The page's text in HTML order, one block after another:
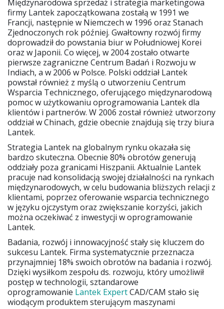
Międzynarodowa sprzedaż i strategia marketingowa
firmy Lantek zapoczątkowana zostałą w 1991 we
Francji, następnie w Niemczech w 1996 oraz Stanach
Zjednoczonych rok później. Gwałtowny rozwój firmy
doprowadził do powstania biur w Południowej Korei
oraz w Japonii. Co więcej, w 2004 zostało otwarte
pierwsze zagraniczne Centrum Badań i Rozwoju w
Indiach, a w 2006 w Polsce. Polski oddział Lantek
powstał również z myślą o utworzeniu Centrum
Wsparcia Technicznego, oferującego międzynarodową
pomoc w użytkowaniu oprogramowania Lantek dla
klientów i partnerów. W 2006 został również utworzony
oddział w Chinach, gdzie obecnie znajdują się trzy biura
Lantek.
Strategia Lantek na globalnym rynku okazała się
bardzo skuteczna. Obecnie 80% obrotów generują
oddziały poza granicami Hiszpanii. Aktualnie Lantek
pracuje nad konsolidacją swojej działalności na rynkach
międzynarodowych, w celu budowania bliższych relacji z
klientami, poprzez oferowanie wsparcia technicznego
w języku ojczystym oraz zwiększanie korzyści, jakich
można oczekiwać z inwestycji w oprogramowanie
Lantek.
Badania, rozwój i innowacyjność stały się kluczem do
sukcesu Lantek. Firma systematycznie przeznacza
przynajmniej 18% swoich obrotów na badania i rozwój.
Dzięki wysiłkom zespołu ds. rozwoju, który umożliwił
postęp w technologii, sztandarowe
oprogramowanie Lantek ExpertCAD/CAM stało się
wiodącym produktem sterującym maszynami